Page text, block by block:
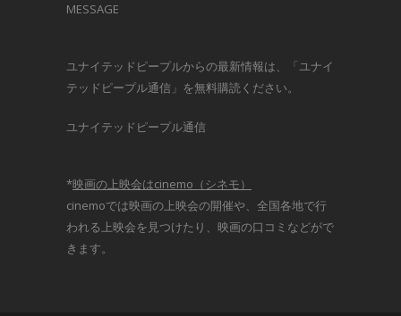
MESSAGE
ユナイテッドピープルからの最新情報は、「ユナイ
テッドピープル通信」を無料購読ください。
ユナイテッドピープル通信
*映画の上映会はcinemo（シネモ）
cinemoでは映画の上映会の開催や、全国各地で行
われる上映会を見つけたり、映画の口コミなどがで
きます。